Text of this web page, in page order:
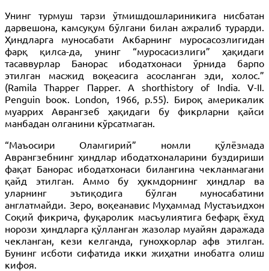
Унинг турмуш тарзи ўтмишдошлариникига нисбатан
дарвешона, камсуқум бўлгани билан ажралиб турарди.
Ҳиндларга муносабати Акбарнинг муросасозлигидан
фарқ қилса-да, унинг “муросасизлиги” ҳақидаги
тасаввурлар Банорас ибодатхонаси ўрнида барпо
этилган масжид воқеасига асосланган эди, холос.”
(Ramila Thapper Паррег. А shorthistory of India. V-II.
Реnguin bоок. London, 1966, р.55). Бироқ америкалик
муаррих Аврангзеб ҳақидаги бу фикрларни қайси
манбадан олганини кўрсатмаган.
“Маъосири Оламгирий” номли қўлёзмада
Аврангзебнинг ҳиндлар ибодатхоналарини буздириши
фақат Банорас ибодатхонаси билангина чекланмагани
қайд этилган. Аммо бу ҳукмдорнинг ҳиндлар ва
уларнинг эътиқодига бўлган муносабатини
англатмайди. Зеро, воқеанавис Муҳаммад Мустаъидхон
Соқий фикрича, фуқаролик масъулиятига бефарқ ёхуд
норози ҳиндларга қўлланган жазолар муайян даражада
чекланган, кези келганда, гуноҳкорлар афв этилган.
Бунинг исботи сифатида икки жиҳатни инобатга олиш
кифоя.